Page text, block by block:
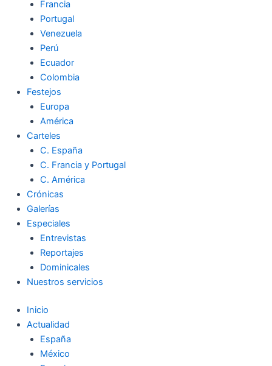
Francia
Portugal
Venezuela
Perú
Ecuador
Colombia
Festejos
Europa
América
Carteles
C. España
C. Francia y Portugal
C. América
Crónicas
Galerías
Especiales
Entrevistas
Reportajes
Dominicales
Nuestros servicios
Inicio
Actualidad
España
México